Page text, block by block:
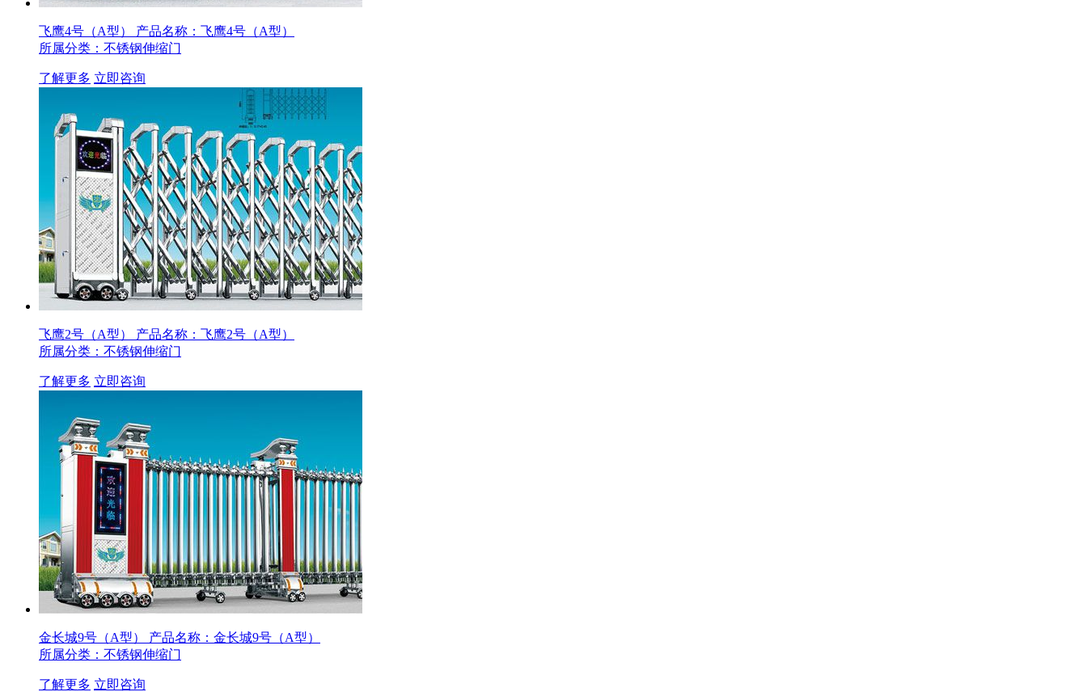
飞鹰4号（A型） 产品名称：飞鹰4号（A型）
所属分类：不锈钢伸缩门
了解更多 立即咨询
飞鹰2号（A型） 产品名称：飞鹰2号（A型）
所属分类：不锈钢伸缩门
了解更多 立即咨询
金长城9号（A型） 产品名称：金长城9号（A型）
所属分类：不锈钢伸缩门
了解更多 立即咨询